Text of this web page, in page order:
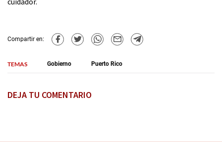
Compartir en:
TEMAS Gobierno Puerto Rico
DEJA TU COMENTARIO